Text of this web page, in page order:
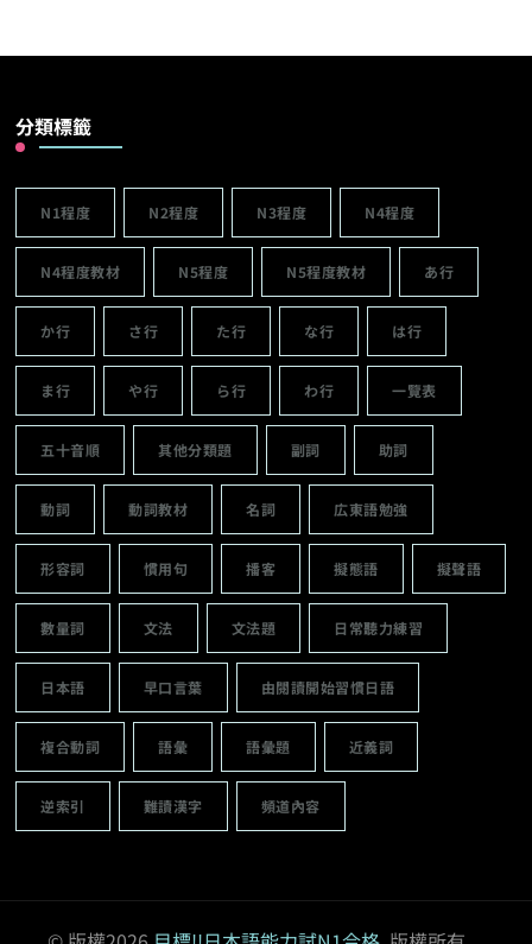
分類標籤
N1程度 N2程度 N3程度 N4程度
N4程度教材 N5程度 N5程度教材 あ行
か行 さ行 た行 な行 は行
ま行 や行 ら行 わ行 一覽表
五十音順 其他分類題 副詞 助詞
動詞 動詞教材 名詞 広東語勉強
形容詞 慣用句 播客 擬態語 擬聲語
數量詞 文法 文法題 日常聽力練習
日本語 早口言葉 由閱讀開始習慣日語
複合動詞 語彙 語彙題 近義詞
逆索引 難讀漢字 頻道內容